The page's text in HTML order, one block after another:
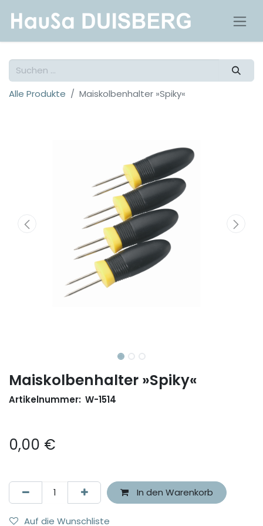
Alle Produkte Maiskolbenhalter »Spiky«
Maiskolbenhalter »Spiky«
Artikelnummer: W-1514
0,00 €
In den Warenkorb
Auf die Wunschliste